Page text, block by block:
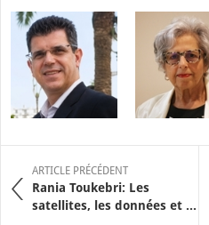
ARTICLE PRÉCÉDENT
Rania Toukebri: Les
satellites, les données et ...